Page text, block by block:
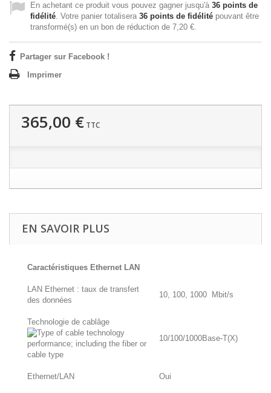
En achetant ce produit vous pouvez gagner jusqu'à 36 points de
fidélité. Votre panier totalisera 36 points de fidélité pouvant être
transformé(s) en un bon de réduction de 7,20 €.
Partager sur Facebook !
Imprimer
365,00 € TTC
EN SAVOIR PLUS
Caractéristiques Ethernet LAN
LAN Ethernet : taux de transfert
des données
10, 100, 1000 Mbit/s
Technologie de cablâge
10/100/1000Base-T(X)
Ethernet/LAN Oui